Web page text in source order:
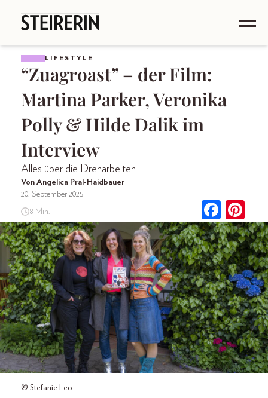
LIFESTYLE
“Zuagroast” – der Film:
Martina Parker, Veronika
Polly & Hilde Dalik im
Interview
Alles über die Dreharbeiten
Von Angelica Pral-Haidbauer
20. September 2025
8 Min.
© Stefanie Leo